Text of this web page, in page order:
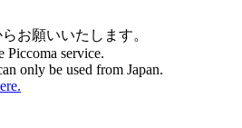
お願いいたします。
Piccoma service.
only be used from Japan.